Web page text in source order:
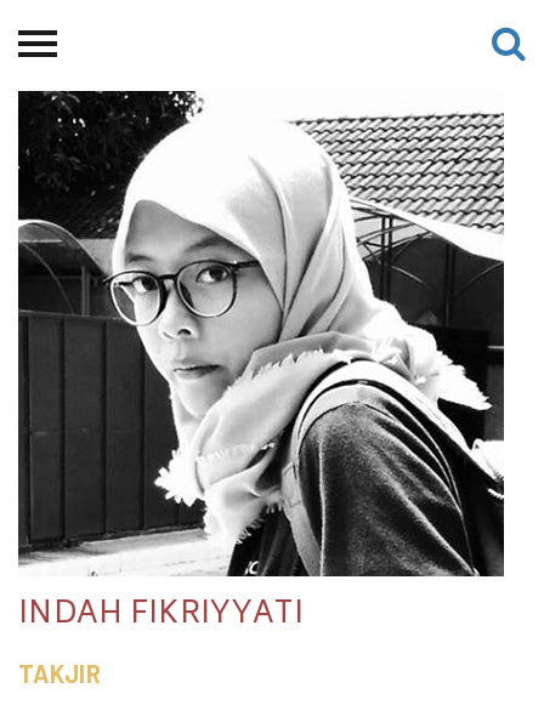
Beranda
Tentang
Permohonan Hibah
Sekolah Pemikiran
Perempuan
Etalase
Proyek Terdahulu
Kredit Web-site
INDAH FIKRIYYATI
TAKJIR